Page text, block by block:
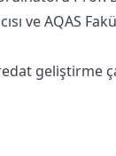
ve AQAS
geliştirme